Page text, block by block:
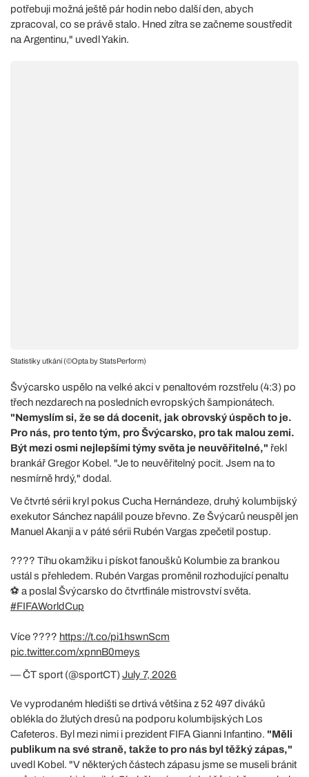
potřebuji možná ještě pár hodin nebo další den, abych
zpracoval, co se právě stalo. Hned zítra se začneme soustředit
na Argentinu," uvedl Yakin.
Statistiky utkání (©Opta by StatsPerform)
Švýcarsko uspělo na velké akci v penaltovém rozstřelu (4:3) po
třech nezdarech na posledních evropských šampionátech.
"Nemyslím si, že se dá docenit, jak obrovský úspěch to je.
Pro nás, pro tento tým, pro Švýcarsko, pro tak malou zemi.
Být mezi osmi nejlepšími týmy světa je neuvěřitelné," řekl
brankář Gregor Kobel. "Je to neuvěřitelný pocit. Jsem na to
nesmírně hrdý," dodal.
Ve čtvrté sérii kryl pokus Cucha Hernándeze, druhý kolumbijský
exekutor Sánchez napálil pouze břevno. Ze Švýcarů neuspěl jen
Manuel Akanji a v páté sérii Rubén Vargas zpečetil postup.
???? Tíhu okamžiku i pískot fanoušků Kolumbie za brankou
ustál s přehledem. Rubén Vargas proměnil rozhodující penaltu
⚽ a poslal Švýcarsko do čtvrtfinále mistrovství světa.
#FIFAWorldCup
Více ???? https://t.co/pi1hswnScm
pic.twitter.com/xpnnB0meys
— ČT sport (@sportCT)July 7, 2026
Ve vyprodaném hledišti se drtivá většina z 52 497 diváků
oblékla do žlutých dresů na podporu kolumbijských Los
Cafeteros. Byl mezi nimi i prezident FIFA Gianni Infantino. "Měli
publikum na své straně, takže to pro nás byl těžký zápas,"
uvedl Kobel. "V některých částech zápasu jsme se museli bránit